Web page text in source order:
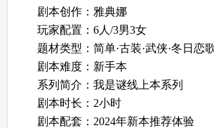
剧本创作：雅典娜
玩家配置：6人/3男3女
题材类型：简单·古装·武侠·冬日恋
剧本难度：新手本
系列简介：我是谜线上本系列
剧本时长：2小时
剧本配套：2024年新本推荐体验